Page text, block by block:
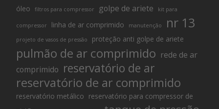
óleo
filtros para compressor golpe de ariete kit para
compressor linha de ar comprimido manutenção nr 13
projeto de vasos de pressão proteção anti golpe de ariete
pulmão de ar comprimido rede de ar
comprimido reservatório de ar
reservatório de ar comprimido
reservatório metálico reservatório para compressor de